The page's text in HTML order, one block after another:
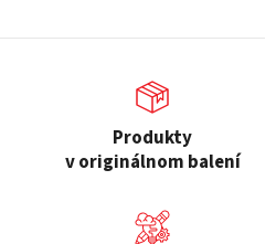
Produkty
v originálnom balení